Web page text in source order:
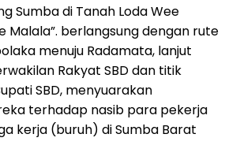
Sumba di Tanah Loda Wee
Malala”. berlangsung dengan rute
menuju Radamata, lanjut
Rakyat SBD dan titik
SBD, menyuarakan
terhadap nasib para pekerja
kerja (buruh) di Sumba Barat